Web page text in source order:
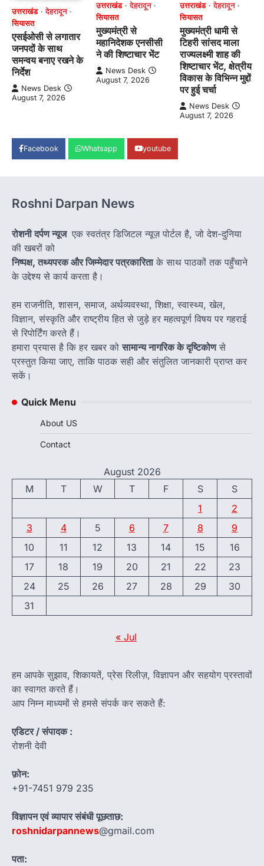
उत्तराखंड
देहरादून
सियासत
एसईओसी से लगातार
जनपदों के साथ
समन्वय बनाए रखने के
निर्देश
News Desk
August 7, 2026
उत्तराखंड
देहरादून
सियासत
मुख्यमंत्री से
महानिदेशक एनसीसी
ने की शिष्टाचार भेंट
News Desk
August 7, 2026
उत्तराखंड
देहरादून
सियासत
मुख्यमंत्री धामी से
टिहरी सांसद माला
राज्यलक्ष्मी शाह की
शिष्टाचार भेंट, क्षेत्रीय
विकास के विभिन्न मुद्दों
पर हुई चर्चा
News Desk
August 7, 2026
Facebook Whatsapp youtube
Roshni Darpan News
रोशनी दर्पण न्यूज एक स्वतंत्र डिजिटल न्यूज़ पोर्टल है, जो देश-दुनिया
की खबरों को
निष्पक्ष, तथ्यपरक और जिम्मेदार पत्रकारिताके साथ पाठकों तक पहुँचाने
के उद्देश्य से कार्य करता है।
हम राजनीति, शासन, समाज, अर्थव्यवस्था, शिक्षा, स्वास्थ्य, खेल,
विज्ञान, संस्कृति और राष्ट्रीय हित से जुड़े हर महत्वपूर्ण विषय पर गहराई
से रिपोर्टिंग करते हैं।
हमारा प्रयास है कि हर खबर कोसामान्य नागरिक के दृष्टिकोणसे
प्रस्तुत किया जाए, ताकि पाठक सही और संतुलित जानकारी प्राप्त कर
सकें।
Quick Menu
About US
Contact
August 2026
M
T W T F S
S
1
2
3
4 5 6 7 8
9
10
11 12 13 14 15
16
17
18 19 20 21 22
23
24
25 26 27 28 29
30
31
« Jul
हम आपके सुझाव, शिकायतें, प्रेस रिलीज़, विज्ञापन और सहयोग प्रस्तावों
का स्वागत करते हैं।
आप निम्न माध्यमों से हमसे संपर्क कर सकते हैं:
एडिटर / संपादक :
रोशनी देवी
फ़ोन:
+91-7451 979 235
विज्ञापन एवं व्यापार संबंधी पूछताछ:
roshnidarpannews@gmail.com
पता: